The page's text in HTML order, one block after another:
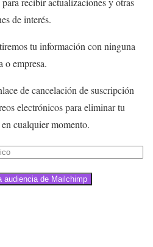
de interés.
tu información con ninguna
o empresa.
de cancelación de suscripción
electrónicos para eliminar tu
cualquier momento.
audiencia de Mailchimp